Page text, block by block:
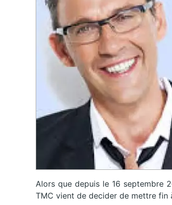
Alors que depuis le 16 septembre
TMC vient de decider de mettre fin